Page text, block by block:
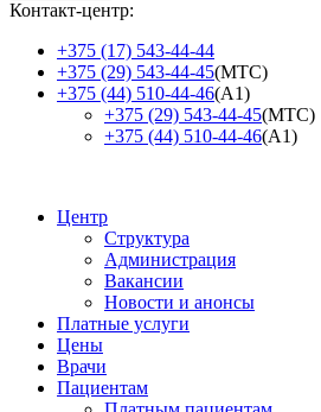
Контакт-центр:
+375 (17) 543-44-44
+375 (29) 543-44-45(МТС)
+375 (44) 510-44-46(А1)
+375 (29) 543-44-45(МТС)
+375 (44) 510-44-46(А1)
Центр
Структура
Администрация
Вакансии
Новости и анонсы
Платные услуги
Цены
Врачи
Пациентам